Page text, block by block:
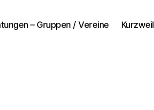
– Gruppen / Vereine Kurzweil